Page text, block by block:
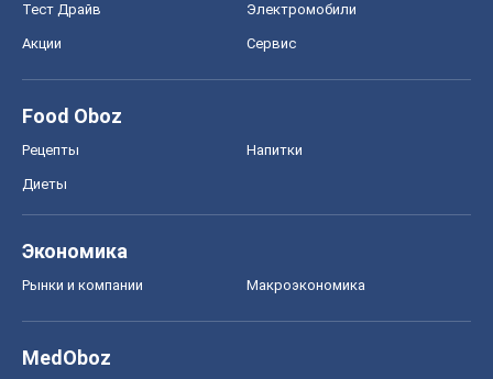
Тест Драйв Электромобили
Акции Сервис
Food Oboz
Рецепты Напитки
Диеты
Экономика
Рынки и компании Mакроэкономика
MedOboz